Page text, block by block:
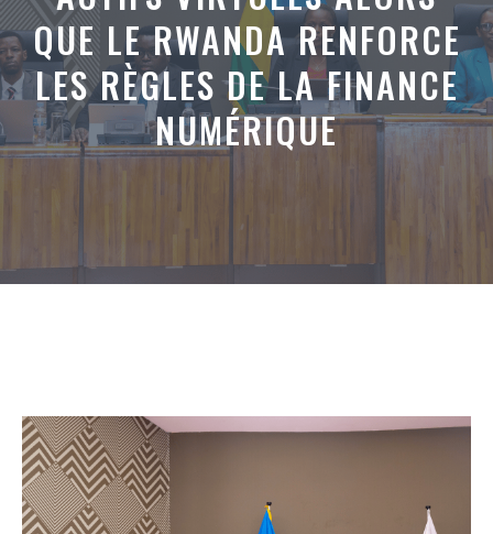
QUE LE RWANDA RENFORCE
LES RÈGLES DE LA FINANCE
NUMÉRIQUE